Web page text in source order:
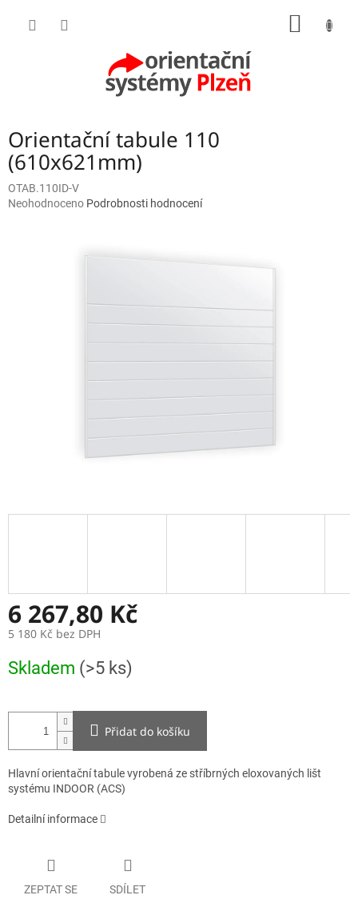
Orientační tabule 110
(610x621mm)
OTAB.110ID-V
Průměrné
Neohodnoceno Podrobnosti hodnocení
6 267,80 Kč
5 180 Kč bez DPH
cena:
Skladem (>5 ks)
Přidat do košíku
Hlavní orientační tabule vyrobená ze stříbrných eloxovaných lišt
systému INDOOR (ACS)
Detailní informace
ZEPTAT SE SDÍLET